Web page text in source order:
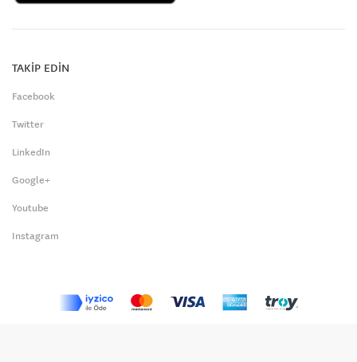
TAKİP EDİN
Facebook
Twitter
LinkedIn
Google+
Youtube
Instagram